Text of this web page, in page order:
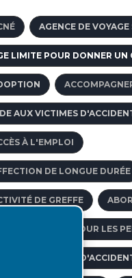
AGENCE DE
LIMITE POUR DONNER UN
AUX VICTIMES
À L'EMPLOI
DE LONGUE DURÉE
DE GREFFE
AU CRÉDIT POUR LES
AUX VICTIMES